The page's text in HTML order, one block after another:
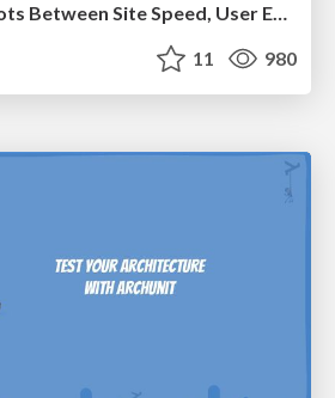
Connecting the Dots Between Site Speed, User Experience & Your Business [WebExpo 2025]
11 980